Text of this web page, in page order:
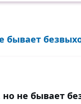
бывает
не бывает